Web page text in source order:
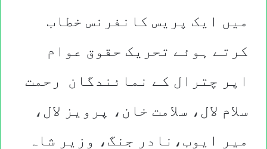
میں ایک پریس کانفرنس خطاب
کرتے ہوئے تحریک حقوق عوام
اپر چترال کے نمائندگان رحمت
سلام لال، سلامت خان، پرویز لال،
میر ایوب،نادر جنگ، وزیر شاہ